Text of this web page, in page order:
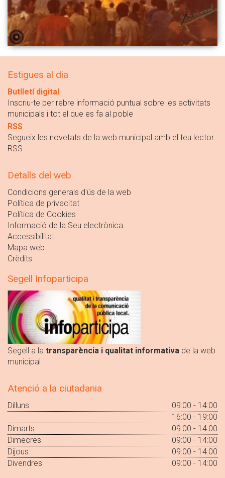
Estigues al dia
Butlletí digital
Inscriu-te per rebre informació puntual sobre les activitats
municipals i tot el que es fa al poble
RSS
Segueix les novetats de la web municipal amb el teu lector
RSS
Detalls del web
Condicions generals d'ús de la web
Política de privacitat
Política de Cookies
Informació de la Seu electrònica
Accessibilitat
Mapa web
Crèdits
Segell Infoparticipa
Segell a la transparència i qualitat informativa de la web
municipal
Atenció a la ciutadania
Dilluns
09:00 - 14:00
16:00 - 19:00
Dimarts
09:00 - 14:00
Dimecres
09:00 - 14:00
Dijous
09:00 - 14:00
Divendres
09:00 - 14:00